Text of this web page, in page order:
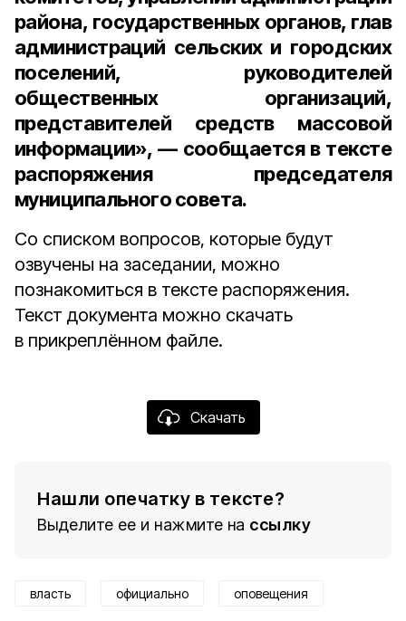
района, государственных органов, глав
администраций сельских и городских
поселений, руководителей
общественных организаций,
представителей средств массовой
информации», — сообщается в тексте
распоряжения председателя
муниципального совета.
Со списком вопросов, которые будут
озвучены на заседании, можно
познакомиться в тексте распоряжения.
Текст документа можно скачать
в прикреплённом файле.
Скачать
Нашли опечатку в тексте?
Выделите ее и нажмите на ссылку
власть официально оповещения